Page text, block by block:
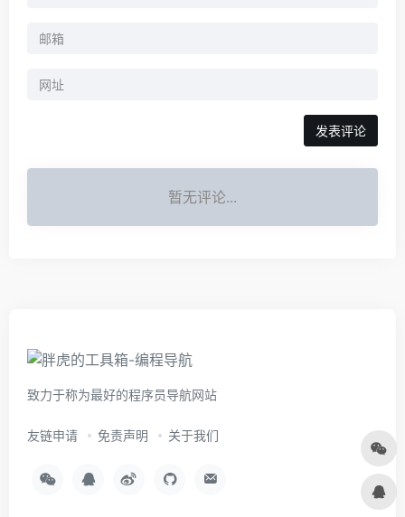
暂无评论...
致力于称为最好的程序员导航网站
友链申请 免责声明 关于我们